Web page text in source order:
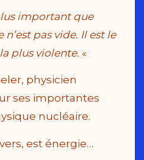
important que
n’est pas vide. Il est le
plus violente. «
physicien
ses importantes
nucléaire.
est énergie…